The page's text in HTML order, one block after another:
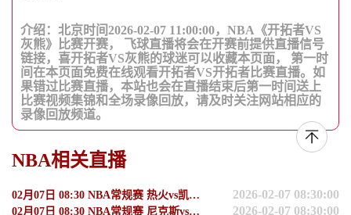
介绍：北京时间2026-02-07 11:00:00，NBA《开拓者VS
灰熊》比赛开赛， 飞球直播将会在开赛前提供直播信号
链接，喜开拓者VS灰熊的球迷可以收藏本页面， 第一时
间在本页面免费在线观看开拓者VS开拓者比赛直播。如
果错过比赛直播，本站也会在直播结束后第一时间送上
比赛视频集锦和全场录像回放，请及时关注网站相应的
录像回放频道。
NBA相关直播
02月07日 08:30 NBA常规赛 热火vs凯尔特人 2026-02-07 08:30:00
02月07日 08:30 NBA常规赛 尼克斯vs活塞 2026-02-07 08:30:00